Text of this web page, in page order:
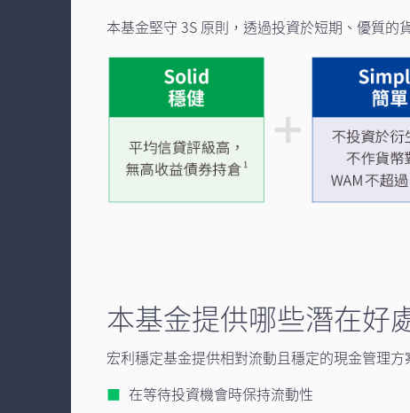
本基金堅守 3S 原則，透過投資於短期、優質
本基金提供哪些潛在好
宏利穩定基金提供相對流動且穩定的現金管理
在等待投資機會時保持流動性